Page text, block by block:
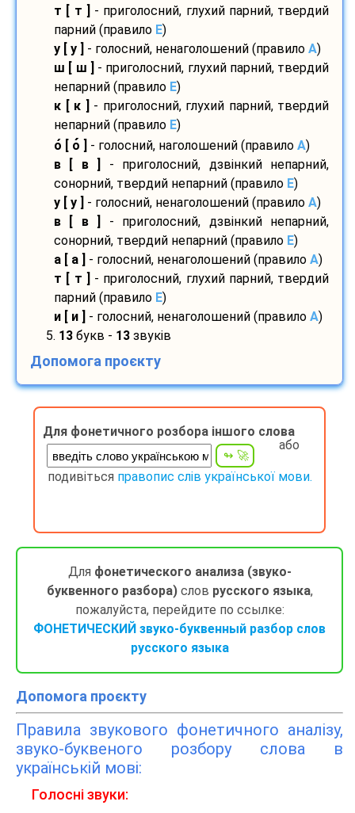
т [ т ]
- приголосний, глухий парний, твердий
парний (правило E)
у [ у ]
- голосний, ненаголошений (правило A)
ш [ ш ]
- приголосний, глухий парний, твердий
непарний (правило E)
к [ к ]
- приголосний, глухий парний, твердий
непарний (правило E)
о [ о - голосний, наголошений (правило A)
в [ в ]
- приголосний, дзвінкий непарний,
сонорний, твердий непарний (правило E)
у [ у ]
- голосний, ненаголошений (правило A)
в [ в ]
- приголосний, дзвінкий непарний,
сонорний, твердий непарний (правило E)
а [ а ]
- голосний, ненаголошений (правило A)
т [ т ]
- приголосний, глухий парний, твердий
парний (правило E)
и [ и ]
- голосний, ненаголошений (правило A)
5. 13 букв - 13 звуків
Допомога проєкту
Для фонетичного розбора іншого слова
або
подивіться правопис слів української мови.
Для фонетического анализа (звуко-
буквенного разбора)слов русского языка,
пожалуйста, перейдите по ссылке:
ФОНЕТИЧЕСКИЙ звуко-буквенный разбор слов
русского языка
Допомога проєкту
Правила звукового фонетичного аналізу,
звуко-буквеного розбору слова в
українській мові:
Голосні звуки: